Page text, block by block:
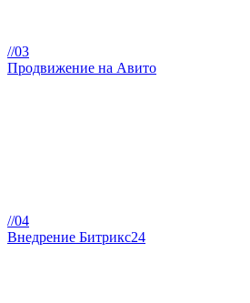
//03
Продвижение на Авито
//04
Внедрение Битрикс24